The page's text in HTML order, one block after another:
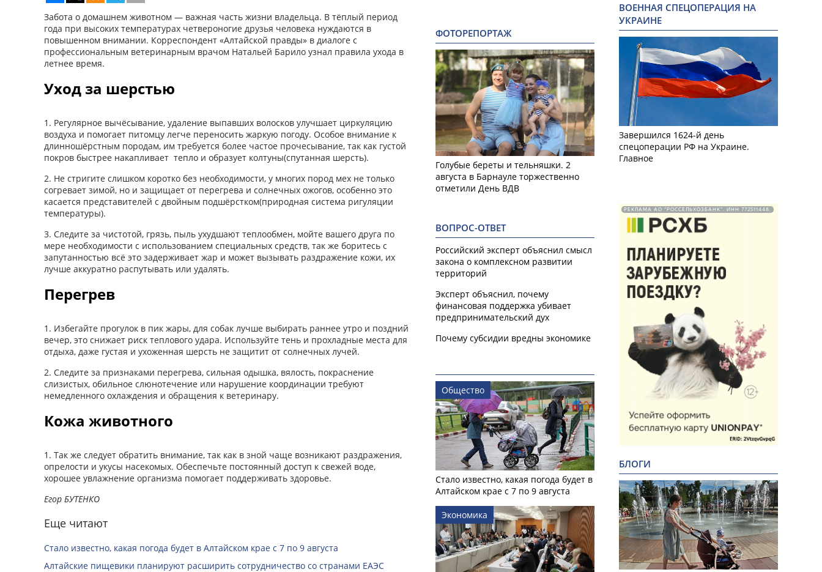
Забота о домашнем животном — важная часть жизни владельца. В тёплый период
года при высоких температурах четвероногие друзья человека нуждаются в
повышенном внимании. Корреспондент «Алтайской правды» в диалоге с
профессиональным ветеринарным врачом Натальей Барило узнал правила ухода в
летнее время.
Уход за шерстью
1. Регулярное вычёсывание, удаление выпавших волосков улучшает циркуляцию
воздуха и помогает питомцу легче переносить жаркую погоду. Особое внимание к
длинношёрстным породам, им требуется более частое прочесывание, так как густой
покров быстрее накапливает тепло и образует колтуны(спутанная шерсть).
2. Не стригите слишком коротко без необходимости, у многих пород мех не только
согревает зимой, но и защищает от перегрева и солнечных ожогов, особенно это
касается представителей с двойным подшёрстком(природная система ригуляции
температуры).
3. Следите за чистотой, грязь, пыль ухудшают теплообмен, мойте вашего друга по
мере необходимости с использованием специальных средств, так же боритесь с
запутанностью всё это задерживает жар и может вызывать раздражение кожи, их
лучше аккуратно распутывать или удалять.
Перегрев
1. Избегайте прогулок в пик жары, для собак лучше выбирать раннее утро и поздний
вечер, это снижает риск теплового удара. Используйте тень и прохладные места для
отдыха, даже густая и ухоженная шерсть не защитит от солнечных лучей.
2. Следите за признаками перегрева, сильная одышка, вялость, покраснение
слизистых, обильное слюнотечение или нарушение координации требуют
немедленного охлаждения и обращения к ветеринару.
Кожа животного
1. Так же следует обратить внимание, так как в зной чаще возникают раздражения,
опрелости и укусы насекомых. Обеспечьте постоянный доступ к свежей воде,
хорошее увлажнение организма помогает поддерживать здоровье.
Егор БУТЕНКО
Еще читают
Стало известно, какая погода будет в Алтайском крае с 7 по 9 августа
Алтайские пищевики планируют расширить сотрудничество со странами ЕАЭС
ФОТОРЕПОРТАЖ
Голубые береты и тельняшки. 2
августа в Барнауле торжественно
отметили День ВДВ
ВОПРОС-ОТВЕТ
Российский эксперт объяснил смысл
закона о комплексном развитии
территорий
Эксперт объяснил, почему
финансовая поддержка убивает
предпринимательский дух
Почему субсидии вредны экономике
Общество
Стало известно, какая погода будет в
Алтайском крае с 7 по 9 августа
Экономика
ВОЕННАЯ СПЕЦОПЕРАЦИЯ НА
УКРАИНЕ
Завершился 1624-й день
спецоперации РФ на Украине.
Главное
РЕКЛАМА АО "РОССЕЛЬХОЗБАНК". ИНН 772511448.
БЛОГИ